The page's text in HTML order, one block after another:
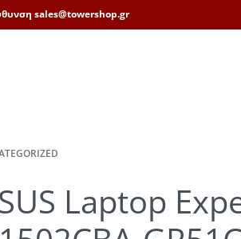
sales@towershop.gr
Laptop